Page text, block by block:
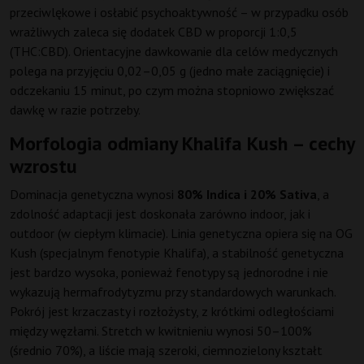
przeciwlękowe i osłabić psychoaktywność – w przypadku osób
wrażliwych zaleca się dodatek CBD w proporcji 1:0,5
(THC:CBD). Orientacyjne dawkowanie dla celów medycznych
polega na przyjęciu 0,02–0,05 g (jedno małe zaciągnięcie) i
odczekaniu 15 minut, po czym można stopniowo zwiększać
dawkę w razie potrzeby.
Morfologia odmiany Khalifa Kush – cechy
wzrostu
Dominacja genetyczna wynosi 80% Indica i 20% Sativa , a
zdolność adaptacji jest doskonała zarówno indoor, jak i
outdoor (w ciepłym klimacie). Linia genetyczna opiera się na OG
Kush (specjalnym fenotypie Khalifa), a stabilność genetyczna
jest bardzo wysoka, ponieważ fenotypy są jednorodne i nie
wykazują hermafrodytyzmu przy standardowych warunkach.
Pokrój jest krzaczasty i rozłożysty, z krótkimi odległościami
między węzłami. Stretch w kwitnieniu wynosi 50–100%
(średnio 70%), a liście mają szeroki, ciemnozielony kształt